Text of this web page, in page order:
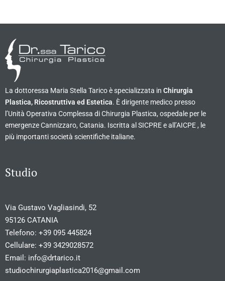
La dottoressa Maria Stella Tarico è specializzata in Chirurgia
Plastica, Ricostruttiva ed Estetica. È dirigente medico presso
l’Unità Operativa Complessa di Chirurgia Plastica, ospedale per le
emergenze Cannizzaro, Catania. Iscritta al SICPRE e all’AICPE , le
più importanti società scientifiche italiane.
Studio
Via Gustavo Vagliasindi, 52
95126 CATANIA
Telefono: +39 095 445824
Cellulare: +39 3429028572
Email: info@drtarico.it
studiochirurgiaplastica2016@gmail.com